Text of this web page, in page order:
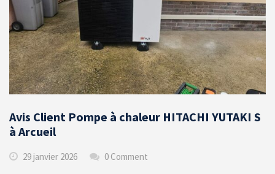
Avis Client Pompe à chaleur HITACHI YUTAKI S
à Arcueil
29 janvier 2026 0 Comment